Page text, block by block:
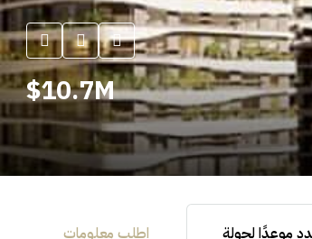
10.7M$
موعدًا لجولة اطلب معلومات